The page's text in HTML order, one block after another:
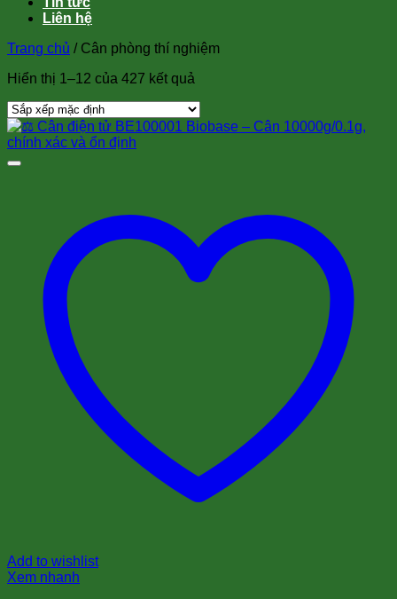
Liên hệ
Trang chủ /Cân phòng thí nghiệm
Hiển thị 1–12 của 427 kết quả
Add to wishlist
Xem nhanh